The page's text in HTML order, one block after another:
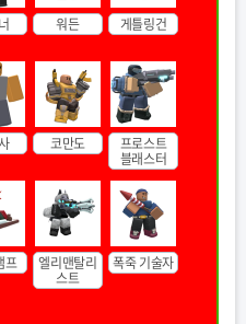
워든 게틀링건
코만도 프로스트
블래스터
프 엘리맨탈리
스트
폭죽 기술자